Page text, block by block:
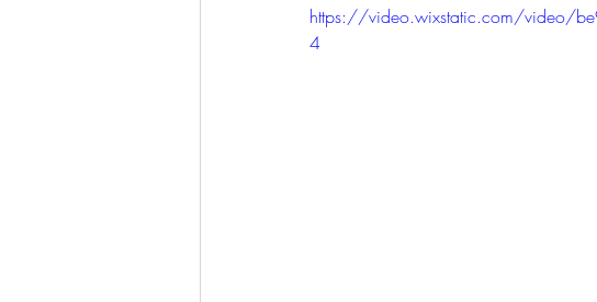
https://video.wixstatic.com/video/
4